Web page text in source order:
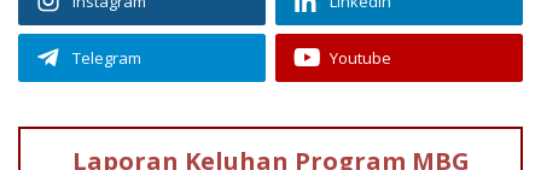
Telegram Youtube
Laporan Keluhan Program MBG